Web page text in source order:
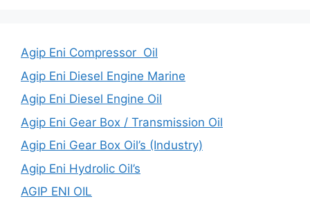
Agip Eni Compressor Oil
Agip Eni Diesel Engine Marine
Agip Eni Diesel Engine Oil
Agip Eni Gear Box / Transmission Oil
Agip Eni Gear Box Oil’s (Industry)
Agip Eni Hydrolic Oil’s
AGIP ENI OIL